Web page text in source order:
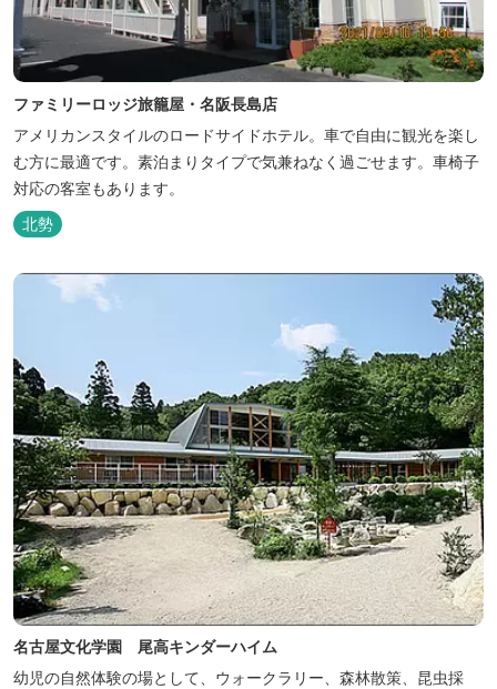
ファミリーロッジ旅籠屋・名阪長島店
アメリカンスタイルのロードサイドホテル。車で自由に観光を楽し
む方に最適です。素泊まりタイプで気兼ねなく過ごせます。車椅子
対応の客室もあります。
北勢
名古屋文化学園 尾高キンダーハイム
幼児の自然体験の場として、ウォークラリー、森林散策、昆虫採